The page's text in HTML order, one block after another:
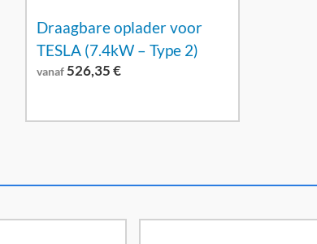
Draagbare oplader voor
TESLA (7.4kW – Type 2)
vanaf526,35€